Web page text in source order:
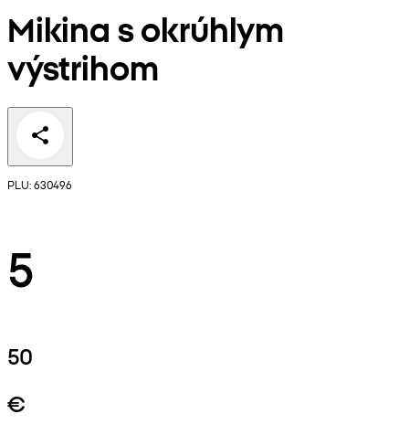
Mikina s okrúhlym
výstrihom
PLU: 630496
5
50
€